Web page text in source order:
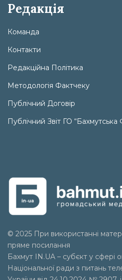
Редакція
Команда
Контакти
Редакційна Політика
Методологія Фактчеку
Публічний Договір
Публічний Звіт ГО
© 2025 При використанні
пряме посилання
Бахмут IN.UA – субєкт у сфері
Національної ради з питань